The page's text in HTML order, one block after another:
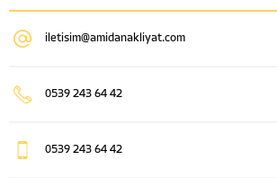
iletisim@amidanakliyat.com
0539 243 64 42
0539 243 64 42